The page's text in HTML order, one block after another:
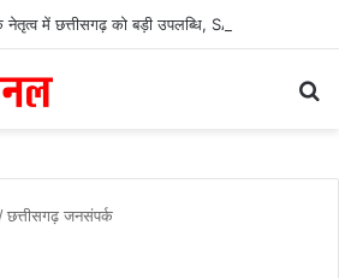
/छत्तीसगढ़ जनसंपर्क